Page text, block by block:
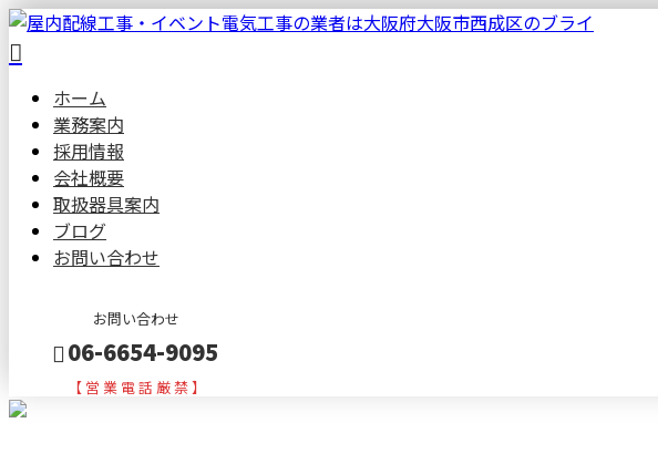
ホーム
業務案内
採用情報
会社概要
取扱器具案内
ブログ
お問い合わせ
お問い合わせ
06-6654-9095
【 営 業 電 話 厳 禁 】